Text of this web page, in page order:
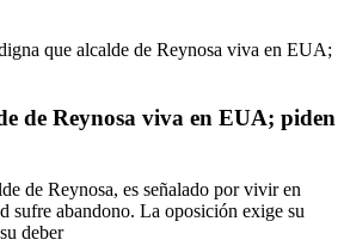
que alcalde de Reynosa viva en EUA;
de Reynosa viva en EUA; piden
de Reynosa, es señalado por vivir en
sufre abandono. La oposición exige su
deber